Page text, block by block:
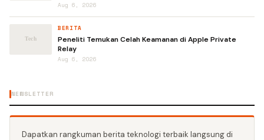
Aug 6, 2026
BERITA
Peneliti Temukan Celah Keamanan di Apple Private
Relay
Aug 6, 2026
NEWSLETTER
Dapatkan rangkuman berita teknologi terbaik langsung di